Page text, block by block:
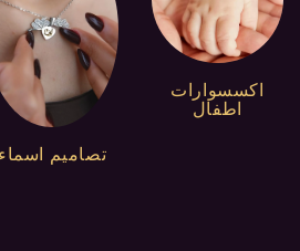
اكسسوارات
اطفال
تصاميم اسماء